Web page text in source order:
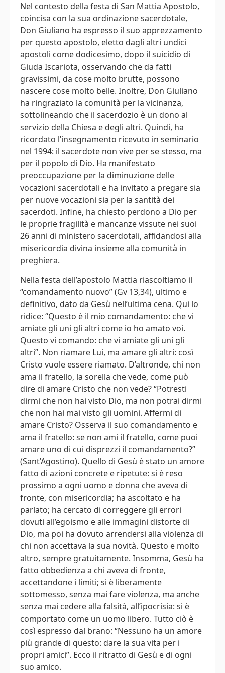
Nel contesto della festa di San Mattia Apostolo,
coincisa con la sua ordinazione sacerdotale,
Don Giuliano ha espresso il suo apprezzamento
per questo apostolo, eletto dagli altri undici
apostoli come dodicesimo, dopo il suicidio di
Giuda Iscariota, osservando che da fatti
gravissimi, da cose molto brutte, possono
nascere cose molto belle. Inoltre, Don Giuliano
ha ringraziato la comunità per la vicinanza,
sottolineando che il sacerdozio è un dono al
servizio della Chiesa e degli altri. Quindi, ha
ricordato l’insegnamento ricevuto in seminario
nel 1994: il sacerdote non vive per se stesso, ma
per il popolo di Dio. Ha manifestato
preoccupazione per la diminuzione delle
vocazioni sacerdotali e ha invitato a pregare sia
per nuove vocazioni sia per la santità dei
sacerdoti. Infine, ha chiesto perdono a Dio per
le proprie fragilità e mancanze vissute nei suoi
26 anni di ministero sacerdotali, affidandosi alla
misericordia divina insieme alla comunità in
preghiera.
Nella festa dell’apostolo Mattia riascoltiamo il
“comandamento nuovo” (Gv 13,34), ultimo e
definitivo, dato da Gesù nell’ultima cena. Qui lo
ridice: “Questo è il mio comandamento: che vi
amiate gli uni gli altri come io ho amato voi.
Questo vi comando: che vi amiate gli uni gli
altri”. Non riamare Lui, ma amare gli altri: così
Cristo vuole essere riamato. D’altronde, chi non
ama il fratello, la sorella che vede, come può
dire di amare Cristo che non vede? “Potresti
dirmi che non hai visto Dio, ma non potrai dirmi
che non hai mai visto gli uomini. Affermi di
amare Cristo? Osserva il suo comandamento e
ama il fratello: se non ami il fratello, come puoi
amare uno di cui disprezzi il comandamento?”
(Sant’Agostino). Quello di Gesù è stato un amore
fatto di azioni concrete e ripetute: si è reso
prossimo a ogni uomo e donna che aveva di
fronte, con misericordia; ha ascoltato e ha
parlato; ha cercato di correggere gli errori
dovuti all’egoismo e alle immagini distorte di
Dio, ma poi ha dovuto arrendersi alla violenza di
chi non accettava la sua novità. Questo e molto
altro, sempre gratuitamente. Insomma, Gesù ha
fatto obbedienza a chi aveva di fronte,
accettandone i limiti; si è liberamente
sottomesso, senza mai fare violenza, ma anche
senza mai cedere alla falsità, all’ipocrisia: si è
comportato come un uomo libero. Tutto ciò è
così espresso dal brano: “Nessuno ha un amore
più grande di questo: dare la sua vita per i
propri amici”. Ecco il ritratto di Gesù e di ogni
suo amico.